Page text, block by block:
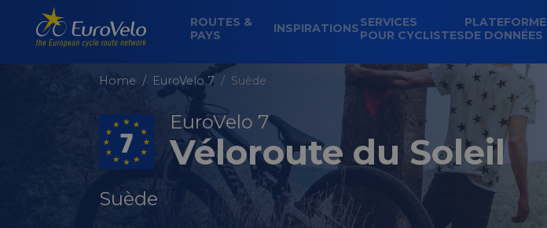
ROUTES &
PAYS
INSPIRATIONSSERVICES
POUR CYCLISTES
PLATEFORME
DE DONNÉES
Home EuroVelo 7 Suède
EuroVelo 7
Véloroute du Soleil
Suède